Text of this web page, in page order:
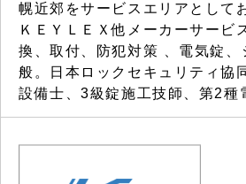
幌近郊をサービスエリアとして
ＫＥＹＬＥＸ他メーカーサービ
換、取付、防犯対策 、電気錠、
般。日本ロックセキュリティ協
設備士、3級錠施工技師、第2種